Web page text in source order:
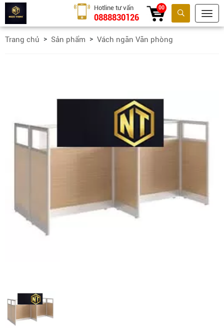
Tìm kiếm
Hotline tư vấn
0888830126
00
Trang chủ Sản phẩm Vách ngăn Văn phòng